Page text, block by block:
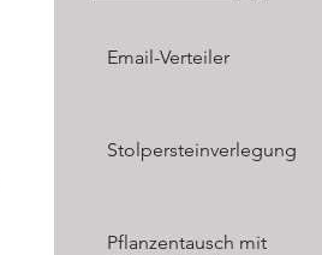
Email-Verteiler
Stolpersteinverlegung
Pflanzentausch mit